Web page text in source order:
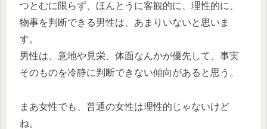
つとむに限らず、ほんとうに客観的に、理性的に、
物事を判断できる男性は、あまりいないと思いま
す。
男性は、意地や見栄、体面なんかが優先して、事実
そのものを冷静に判断できない傾向があると思う。
まあ女性でも、普通の女性は理性的じゃないけど
ね。